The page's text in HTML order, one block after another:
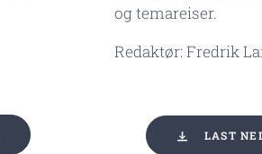
og temareiser.
Redaktør: Fredrik
LAST